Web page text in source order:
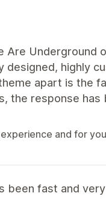
Are
designed, highly
apart is the
the response
and for
been fast and